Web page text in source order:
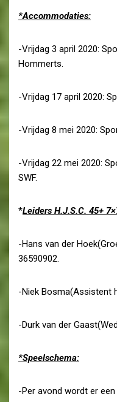
*Accommodaties:
-Vrijdag 3 april 2020:
Hommerts.
-Vrijdag 17 april 2020:
-Vrijdag 8 mei 2020:
-Vrijdag 22 mei 2020:
SWF.
*Leiders H.J.S.C. 45+
-Hans van der
36590902.
-Niek Bosma(Assistent
-Durk van der
*Speelschema:
-Per avond wordt er